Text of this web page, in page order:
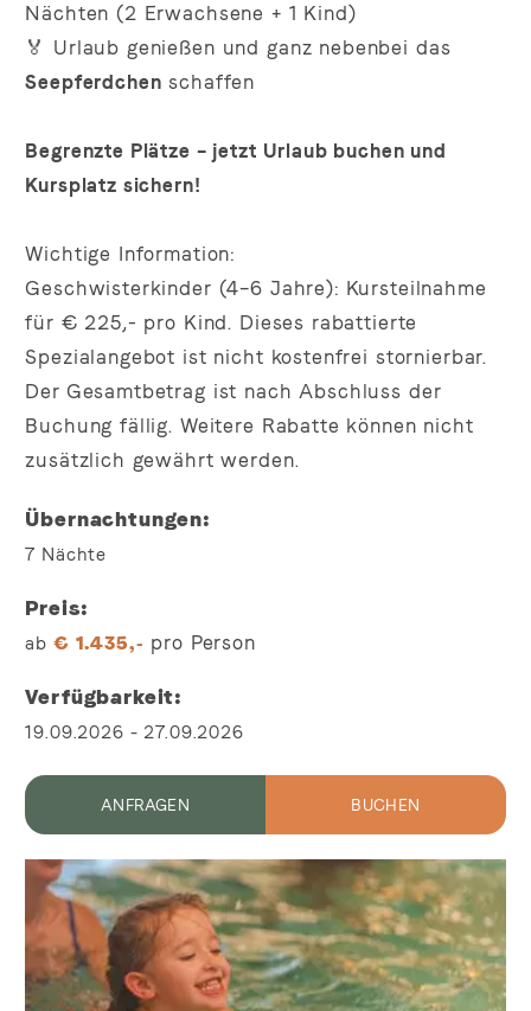
Nächten (2 Erwachsene + 1 Kind)
🏅 Urlaub genießen und ganz nebenbei das
Seepferdchen schaffen
Begrenzte Plätze – jetzt Urlaub buchen und
Kursplatz sichern!
Wichtige Information:
Geschwisterkinder (4–6 Jahre): Kursteilnahme
für € 225,- pro Kind. Dieses rabattierte
Spezialangebot ist nicht kostenfrei stornierbar.
Der Gesamtbetrag ist nach Abschluss der
Buchung fällig. Weitere Rabatte können nicht
zusätzlich gewährt werden.
Übernachtungen
7 Nächte
Preis
ab € 1.435,- pro Person
Verfügbarkeit
19.09.2026 - 27.09.2026
BUCHEN
ANFRAGEN